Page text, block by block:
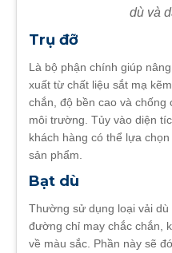
dù và
Trụ đỡ
Là bộ phận chính giúp
xuất từ chất liệu sắt mạ
chắn, độ bền cao và chống
môi trường. Tủy vào diện
khách hàng có thể lựa
sản phẩm.
Bạt dù
Thường sử dụng loại vải dù
đường chỉ may chắc chắn,
về màu sắc. Phần này sẽ